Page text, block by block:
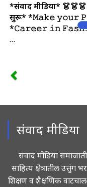
*संवाद मीडिया*
सुरू**𝙼𝚊𝚔𝚎 𝚢𝚘𝚞𝚛
*𝙲𝚊𝚛𝚎𝚎𝚛 𝚒𝚗
…
संवाद मीडिया
संवाद मीडिया
साहित्य क्षेत्रातील उत्तुंग
शिक्षण व शैक्षणिक